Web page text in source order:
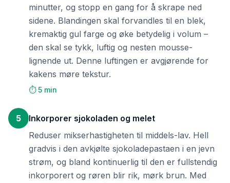
minutter, og stopp en gang for å skrape ned
sidene. Blandingen skal forvandles til en blek,
kremaktig gul farge og øke betydelig i volum –
den skal se tykk, luftig og nesten mousse-
lignende ut. Denne luftingen er avgjørende for
kakens møre tekstur.
⏱️ 5 min
5
Inkorporer sjokoladen og melet
Reduser mikserhastigheten til middels-lav. Hell
gradvis i den avkjølte sjokoladepastaen i en jevn
strøm, og bland kontinuerlig til den er fullstendig
inkorporert og røren blir rik, mørk brun. Med